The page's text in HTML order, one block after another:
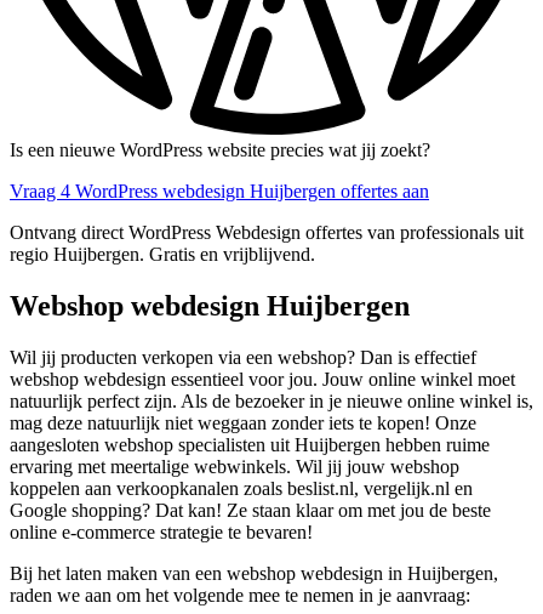
Is een nieuwe WordPress website precies wat jij zoekt?
Vraag 4 WordPress webdesign Huijbergen offertes aan
Ontvang direct WordPress Webdesign offertes van professionals uit
regio Huijbergen. Gratis en vrijblijvend.
Webshop webdesign Huijbergen
Wil jij producten verkopen via een webshop? Dan is effectief
webshop webdesign essentieel voor jou. Jouw online winkel moet
natuurlijk perfect zijn. Als de bezoeker in je nieuwe online winkel is,
mag deze natuurlijk niet weggaan zonder iets te kopen! Onze
aangesloten webshop specialisten uit Huijbergen hebben ruime
ervaring met meertalige webwinkels. Wil jij jouw webshop
koppelen aan verkoopkanalen zoals beslist.nl, vergelijk.nl en
Google shopping? Dat kan! Ze staan klaar om met jou de beste
online e-commerce strategie te bevaren!
Bij het laten maken van een webshop webdesign in Huijbergen,
raden we aan om het volgende mee te nemen in je aanvraag: